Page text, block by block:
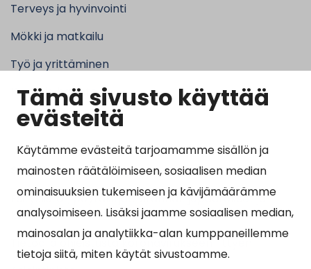
Tämä sivusto käyttää
evästeitä
Käytämme evästeitä tarjoamamme sisällön ja
mainosten räätälöimiseen, sosiaalisen median
ominaisuuksien tukemiseen ja kävijämäärämme
analysoimiseen. Lisäksi jaamme sosiaalisen median,
mainosalan ja analytiikka-alan kumppaneillemme
tietoja siitä, miten käytät sivustoamme.
Terveys ja hyvinvointi
Mökki ja matkailu
Työ ja yrittäminen
Kunta ja hallinto
Suosituimmat sivut
Esityslistat, pöytäkirjat, viranhaltijapäätökset ja
kuulutukset
Tietoa ja ohjeistusta koronavirukseen liittyen